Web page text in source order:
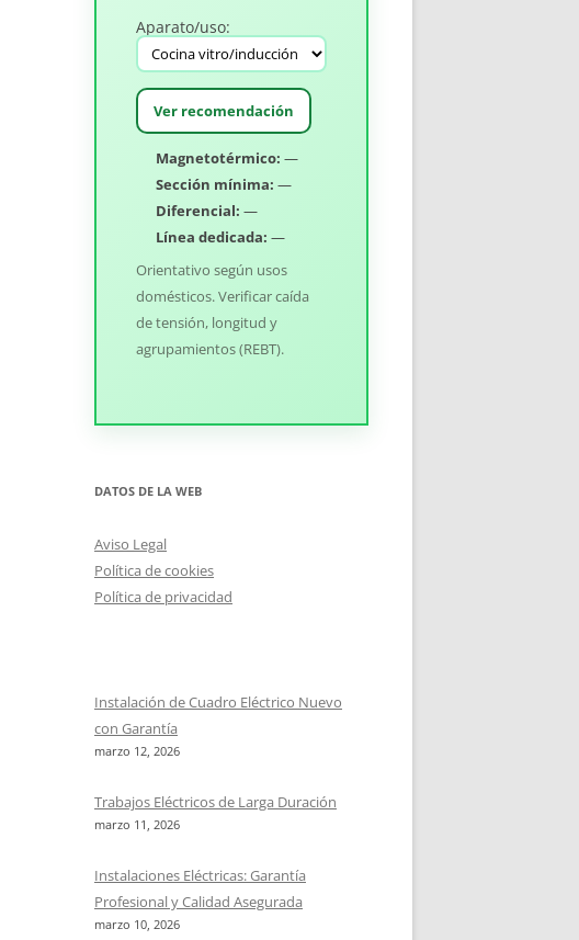
Aparato/uso:
Ver recomendación
Magnetotérmico: —
Sección mínima: —
Diferencial: —
Línea dedicada: —
Orientativo según usos
domésticos. Verificar caída
de tensión, longitud y
agrupamientos (REBT).
DATOS DE LA WEB
Aviso Legal
Política de cookies
Política de privacidad
Instalación de Cuadro Eléctrico Nuevo
con Garantía
marzo 12, 2026
Trabajos Eléctricos de Larga Duración
marzo 11, 2026
Instalaciones Eléctricas: Garantía
Profesional y Calidad Asegurada
marzo 10, 2026